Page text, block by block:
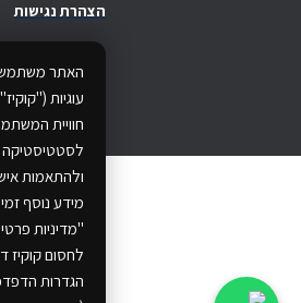
האתר משתמש
עוגיות
חוויית
לסטטיסטיקה
ולהתאמות
מידע נוסף
"מדיניות
לחסום קוקיז
הגדרות
.
הצהרת נגישות
All rights reserved.
..
...